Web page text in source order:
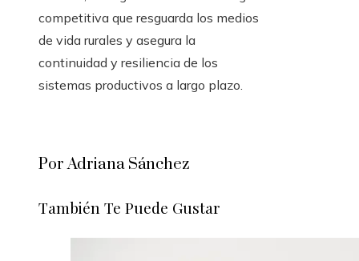
competitiva que resguarda los medios
de vida rurales y asegura la
continuidad y resiliencia de los
sistemas productivos a largo plazo.
Por Adriana Sánchez
También Te Puede Gustar